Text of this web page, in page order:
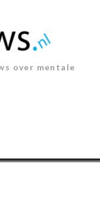
over mentale